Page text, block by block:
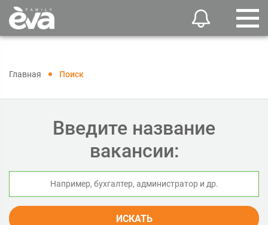
Главная Поиск
Введите название
вакансии:
ИСКАТЬ